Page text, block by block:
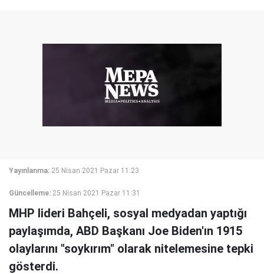
Yayınlanma: 25 Nisan 2021 Pazar 11:23
Güncelleme: 25 Nisan 2021 Pazar 11:31
MHP lideri Bahçeli, sosyal medyadan yaptığı
paylaşımda, ABD Başkanı Joe Biden'ın 1915
olaylarını "soykırım" olarak nitelemesine tepki
gösterdi.